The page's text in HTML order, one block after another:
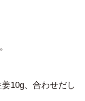
10g、合わせだし